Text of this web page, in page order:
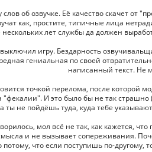
слов об озвучке. Её качество скачет
как, простите, типичные лица
лет службы да должен
игру. Бездарность
гениальная по своей
написанный текст. Не
точкой перелома, после которой
И это было бы не так
ты не пойдёшь туда, куда тебе
мол всё не так, как кажется,
и не вызывает сопереживания.
что если поступишь по-